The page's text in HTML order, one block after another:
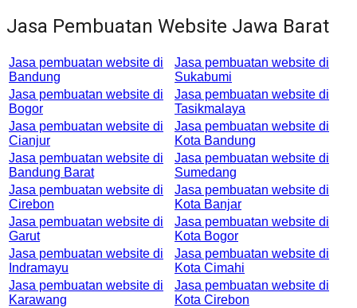
Jasa Pembuatan Website Jawa Barat
Jasa pembuatan website di
Bandung
Jasa pembuatan website di
Sukabumi
Jasa pembuatan website di
Bogor
Jasa pembuatan website di
Tasikmalaya
Jasa pembuatan website di
Cianjur
Jasa pembuatan website di
Kota Bandung
Jasa pembuatan website di
Bandung Barat
Jasa pembuatan website di
Sumedang
Jasa pembuatan website di
Cirebon
Jasa pembuatan website di
Kota Banjar
Jasa pembuatan website di
Garut
Jasa pembuatan website di
Kota Bogor
Jasa pembuatan website di
Indramayu
Jasa pembuatan website di
Kota Cimahi
Jasa pembuatan website di
Karawang
Jasa pembuatan website di
Kota Cirebon